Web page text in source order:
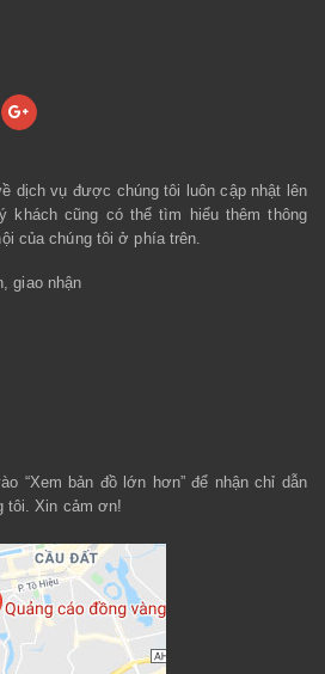
dịch vụ được chúng tôi luôn cập nhật lên
khách cũng có thể tìm hiểu thêm thông
của chúng tôi ở phía trên.
giao nhận
“Xem bản đồ lớn hơn” để nhận chỉ dẫn
tôi. Xin cảm ơn!